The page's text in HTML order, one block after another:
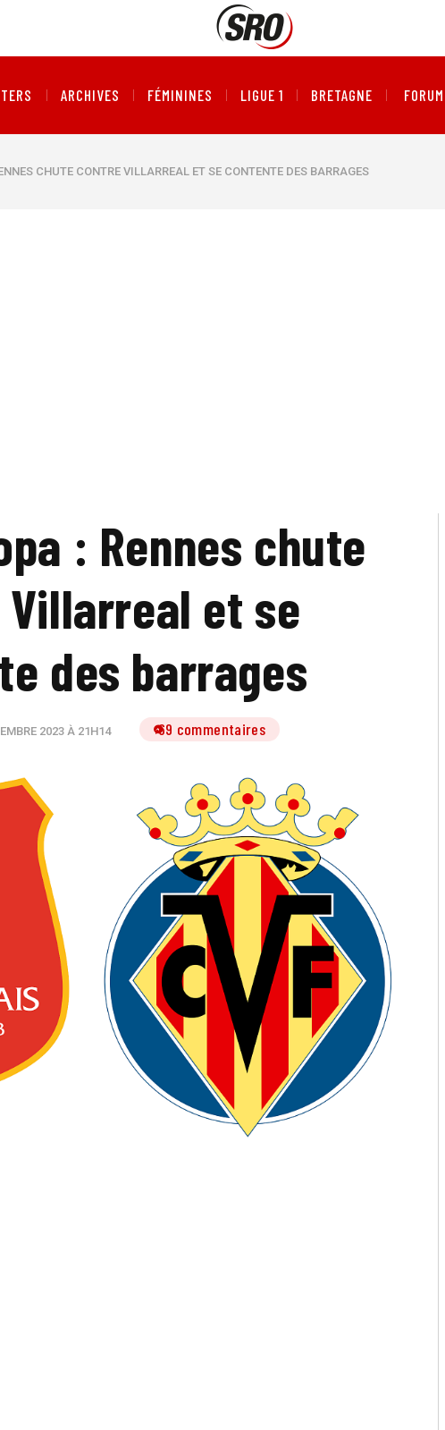
ARCHIVES FÉMININES LIGUE 1 BRETAGNE FORUM
CHUTE CONTRE VILLARREAL ET SE CONTENTE DES BARRAGES
: Rennes chute
et se
des barrages
2023 À 21H14 69 commentaires